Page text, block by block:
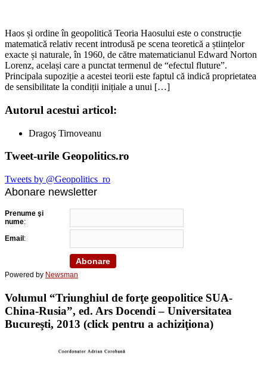
Haos și ordine în geopolitică Teoria Haosului este o construcție
matematică relativ recent introdusă pe scena teoretică a științelor
exacte și naturale, în 1960, de către matematicianul Edward Norton
Lorenz, același care a punctat termenul de “efectul fluture”.
Principala supoziție a acestei teorii este faptul că indică proprietatea
de sensibilitate la condiții inițiale a unui […]
Autorul acestui articol:
Dragoş Tirnoveanu
Tweet-urile Geopolitics.ro
Tweets by @Geopolitics_ro
Abonare newsletter
Prenume şi
nume:
Email :
Powered by Newsman
Volumul “Triunghiul de forţe geopolitice SUA-
China-Rusia”, ed. Ars Docendi – Universitatea
Bucureşti, 2013 (click pentru a achiziţiona)